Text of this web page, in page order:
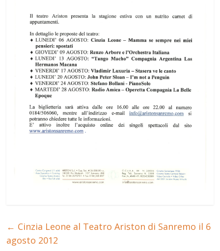
← Cinzia Leone al Teatro Ariston di Sanremo il 6
agosto 2012